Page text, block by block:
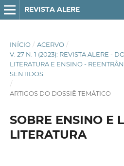
REVISTA ALERE
INÍCIO / ACERVO /
V. 27 N. 1 (2023): REVISTA ALERE -
LITERATURA E ENSINO -
SENTIDOS
/
ARTIGOS DO DOSSIÊ TEMÁTICO
SOBRE ENSINO E
LITERATURA